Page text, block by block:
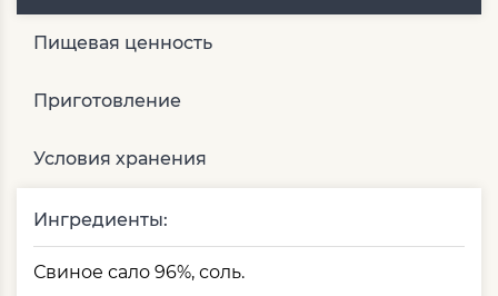
Пищевая ценность
Приготовление
Условия хранения
Ингредиенты:
Свиное сало 96%, соль.